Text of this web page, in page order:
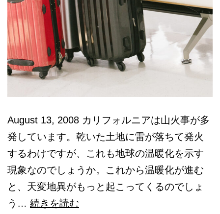
相
談
August 13, 2008 カリフォルニアは山火事が多
発しています。乾いた土地に雷が落ちて発火
するわけですが、これも地球の温暖化を示す
現象なのでしょうか。これから温暖化が進む
と、天変地異がもっと起こってくるのでしょ
う… 続きを読む